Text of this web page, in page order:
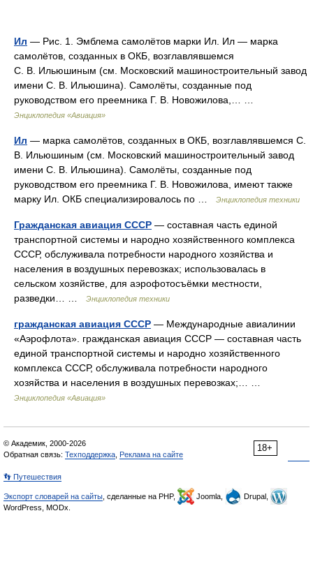
Ил — Рис. 1. Эмблема самолётов марки Ил. Ил — марка
самолётов, созданных в ОКБ, возглавлявшемся
С. В. Ильюшиным (см. Московский машиностроительный завод
имени С. В. Ильюшина). Самолёты, созданные под
руководством его преемника Г. В. Новожилова,… …
Энциклопедия «Авиация»
Ил — марка самолётов, созданных в ОКБ, возглавлявшемся С.
В. Ильюшиным (см. Московский машиностроительный завод
имени С. В. Ильюшина). Самолёты, созданные под
руководством его преемника Г. В. Новожилова, имеют также
марку Ил. ОКБ специализировалось по …
Энциклопедия техники
Гражданская авиация СССР — составная часть единой
транспортной системы и народно хозяйственного комплекса
СССР, обслуживала потребности народного хозяйства и
населения в воздушных перевозках; использовалась в
сельском хозяйстве, для аэрофотосъёмки местности,
разведки… …
Энциклопедия техники
гражданская авиация СССР — Международные авиалинии
«Аэрофлота». гражданская авиация СССР — составная часть
единой транспортной системы и народно хозяйственного
комплекса СССР, обслуживала потребности народного
хозяйства и населения в воздушных перевозках;… …
Энциклопедия «Авиация»
18+
© Академик, 2000-2026
Обратная связь: Техподдержка Реклама на сайте
👣 Путешествия
Экспорт словарей на сайты , сделанные на PHP, Joomla,
Drupal,
WordPress, MODx.